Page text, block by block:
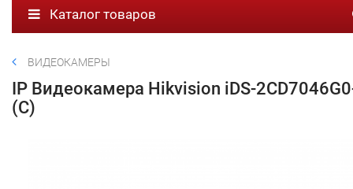
Каталог товаров
ВИДЕОКАМЕРЫ
IP Видеокамера Hikvision iDS-
(C)